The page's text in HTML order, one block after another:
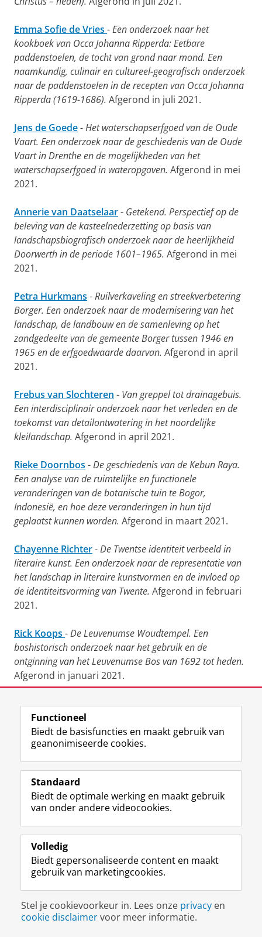
Emma Sofie de Vries -Een onderzoek naar het
kookboek van Occa Johanna Ripperda: Eetbare
paddenstoelen, de tocht van grond naar mond. Een
naamkundig, culinair en cultureel-geografisch onderzoek
naar de paddenstoelen in de recepten van Occa Johanna
Ripperda (1619-1686). Afgerond in juli 2021.
Jens de Goede-Het waterschapserfgoed van de Oude
Vaart. Een onderzoek naar de geschiedenis van de Oude
Vaart in Drenthe en de mogelijkheden van het
waterschapserfgoed in wateropgaven. Afgerond in mei
2021.
Annerie van Daatselaar- Getekend. Perspectief op de
beleving van de kasteelnederzetting op basis van
landschapsbiografisch onderzoek naar de heerlijkheid
Doorwerth in de periode 1601–1965. Afgerond in mei
2021.
Petra Hurkmans -Ruilverkaveling en streekverbetering
Borger. Een onderzoek naar de modernisering van het
landschap, de landbouw en de samenleving op het
zandgedeelte van de gemeente Borger tussen 1946 en
1965 en de erfgoedwaarde daarvan. Afgerond in april
2021.
Frebus van Slochteren - Van greppel tot drainagebuis.
Een interdisciplinair onderzoek naar het verleden en de
toekomst van detailontwatering in het noordelijke
kleilandschap. Afgerond in april 2021.
Rieke Doornbos -De geschiedenis van de Kebun Raya.
Een analyse van de ruimtelijke en functionele
veranderingen van de botanische tuin te Bogor,
Indonesië, en hoe deze veranderingen in hun tijd
geplaatst kunnen worden. Afgerond in maart 2021.
Chayenne Richter-De Twentse identiteit verbeeld in
literaire kunst. Een onderzoek naar de representatie van
het landschap in literaire kunstvormen en de invloed op
de identiteitsvorming van Twente. Afgerond in februari
2021.
Rick Koops -De Leuvenumse Woudtempel. Een
boshistorisch onderzoek naar het gebruik en de
ontginning van het Leuvenumse Bos van 1692 tot heden.
Afgerond in januari 2021.
2020
Nynke Bender-Landscape and land use history of the
northern part of Westerwolde between 1500-1900. The
added value of analyzing botanical remains from dike-
breach hole Oudeschanskerkolk.
2020.
Adri Mulder-Van dijken en sloten. Een verkenning van
de geschiedenis van rabattenbossen in de Graafschap.
Afgerond in oktober 2020.
verleden, een interdisciplinair onderzoek naar het
historisch grondgebruik en landschapsbeheer in
Functioneel
Biedt de basisfuncties en maakt gebruik van
geanonimiseerde cookies.
Standaard
Biedt de optimale werking en maakt gebruik
van onder andere videocookies.
Volledig
Biedt gepersonaliseerde content en maakt
gebruik van marketingcookies.
Stel je cookievoorkeur in. Lees onze privacy en
cookie disclaimervoor meer informatie.